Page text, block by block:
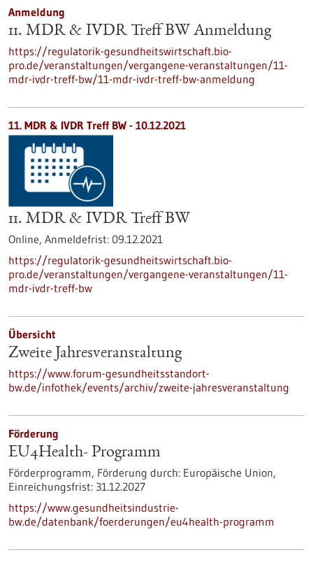
Anmeldung
11. MDR & IVDR Treff BW Anmeldung
https://regulatorik-gesundheitswirtschaft.bio-
pro.de/veranstaltungen/vergangene-veranstaltungen/11-
mdr-ivdr-treff-bw/11-mdr-ivdr-treff-bw-anmeldung
11. MDR & IVDR Treff BW - 10.12.2021
11. MDR & IVDR Treff BW
Online, Anmeldefrist: 09.12.2021
https://regulatorik-gesundheitswirtschaft.bio-
pro.de/veranstaltungen/vergangene-veranstaltungen/11-
mdr-ivdr-treff-bw
Übersicht
Zweite Jahresveranstaltung
https://www.forum-gesundheitsstandort-
bw.de/infothek/events/archiv/zweite-jahresveranstaltung
Förderung
EU4Health- Programm
Förderprogramm, Förderung durch: Europäische Union,
Einreichungsfrist: 31.12.2027
https://www.gesundheitsindustrie-
bw.de/datenbank/foerderungen/eu4health-programm